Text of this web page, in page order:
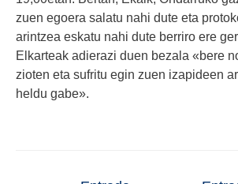
zuen egoera salatu nahi dute eta
arintzea eskatu nahi dute berriro ere
Elkarteak adierazi duen bezala «bere
zioten eta sufritu egin zuen izapideen
heldu gabe».